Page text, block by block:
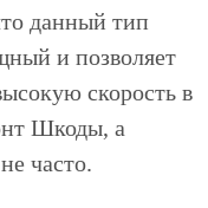
данный тип
и позволяет
скорость в
Шкоды, а
часто.